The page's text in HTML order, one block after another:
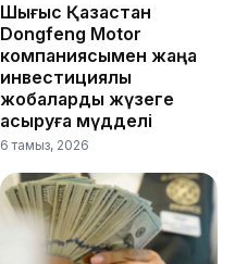
Шығыс Қазақстан
Dongfeng Motor
компаниясымен жаңа
инвестициялық
жобаларды жүзеге
асыруға мүдделі
6 тамыз, 2026